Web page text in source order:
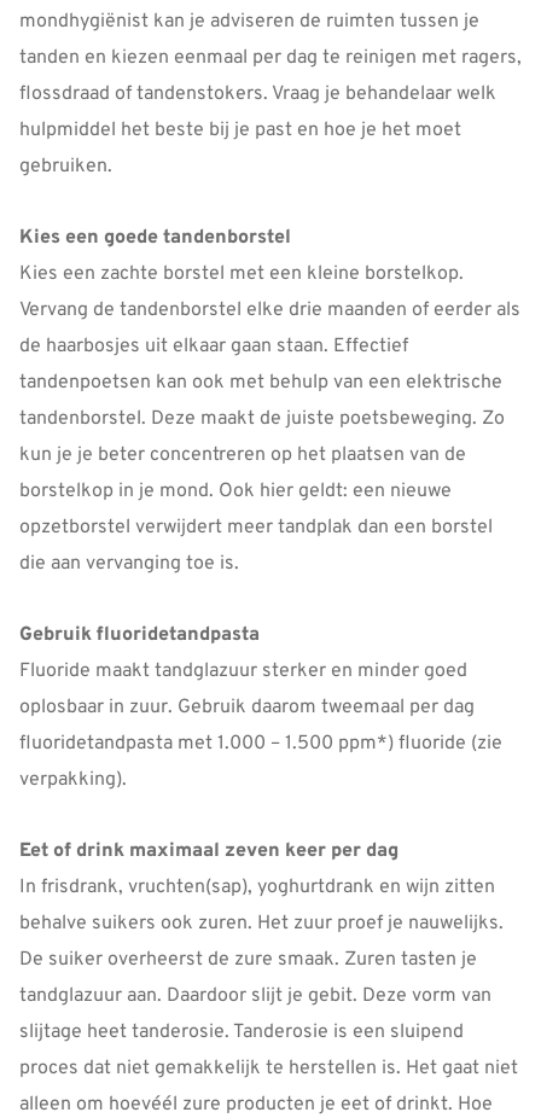
mondhygiënist kan je adviseren de ruimten tussen je
tanden en kiezen eenmaal per dag te reinigen met ragers,
flossdraad of tandenstokers. Vraag je behandelaar welk
hulpmiddel het beste bij je past en hoe je het moet
gebruiken.
Kies een goede tandenborstel
Kies een zachte borstel met een kleine borstelkop.
Vervang de tandenborstel elke drie maanden of eerder als
de haarbosjes uit elkaar gaan staan. Effectief
tandenpoetsen kan ook met behulp van een elektrische
tandenborstel. Deze maakt de juiste poetsbeweging. Zo
kun je je beter concentreren op het plaatsen van de
borstelkop in je mond. Ook hier geldt: een nieuwe
opzetborstel verwijdert meer tandplak dan een borstel
die aan vervanging toe is.
Gebruik fluoridetandpasta
Fluoride maakt tandglazuur sterker en minder goed
oplosbaar in zuur. Gebruik daarom tweemaal per dag
fluoridetandpasta met 1.000 – 1.500 ppm*) fluoride (zie
verpakking).
Eet of drink maximaal zeven keer per dag
In frisdrank, vruchten(sap), yoghurtdrank en wijn zitten
behalve suikers ook zuren. Het zuur proef je nauwelijks.
De suiker overheerst de zure smaak. Zuren tasten je
tandglazuur aan. Daardoor slijt je gebit. Deze vorm van
slijtage heet tanderosie. Tanderosie is een sluipend
proces dat niet gemakkelijk te herstellen is. Het gaat niet
alleen om hoevéél zure producten je eet of drinkt. Hoe